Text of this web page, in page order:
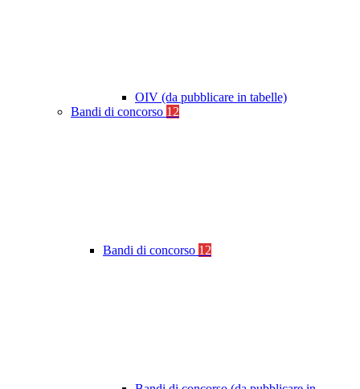
OIV (da pubblicare in tabelle)
Bandi di concorso 12
Bandi di concorso 12